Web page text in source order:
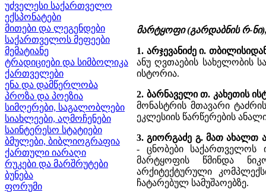
უძველესი საქართველო
ექსპონატები
მითები და ლეგენდები
საქართველოს მეფეები
მემატიანე
ტრადიციები და სიმბოლიკა
ქართველები
ენა და დამწერლობა
პროზა და პოეზია
სიმღერები, საგალობლები
სიახლეები, აღმოჩენები
საინტერესო სტატიები
ბმულები, ბიბლიოგრაფია
ქართული იარაღი
რუკები და მარშრუტები
ბუნება
ფორუმი
მარტყოფი (გარდაბნის რ-
1. არჯევანიძე ი.
ანუ ღვთაების სახელობის
ისტორია.
2. ბარნაველი თ. კახეთის
მონასტრის მთავარი
ეკლესიის წარწერების
3. გიორგაძე გ. მათ ახალთ
- ცნობები საქართველოს
მარტყოფის წმინდა
არქიტექტურული
ჩატარებულ სამუშაოებზე.